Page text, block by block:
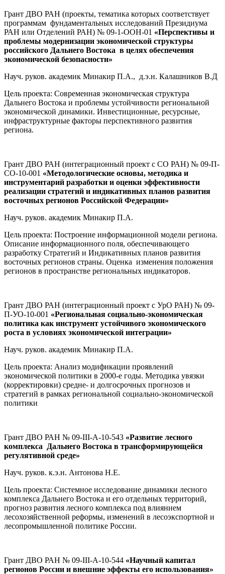
Грант ДВО РАН (проекты, тематика которых соответствует
программам фундаментальных исследований Президиума
РАН или Отделений РАН) № 09-1-ООН-01 «Перспективы и
проблемы модернизации экономической структуры
российского Дальнего Востока в целях обеспечения
экономической безопасности»
Науч. руков. академик Минакир П.А., д.э.н. Калашников В.Д
Цель проекта: Современная экономическая структура
Дальнего Востока и проблемы устойчивости региональной
экономической динамики. Инвестиционные, ресурсные,
инфраструктурные факторы перспективного развития
региона.
Грант ДВО РАН (интеграционный проект с СО РАН) № 09-П-
СО-10-001 «Методологические основы, методика и
инструментарий разработки и оценки эффективности
реализации стратегий и индикативных планов развития
восточных регионов Российской Федерации»
Науч. руков. академик Минакир П.А.
Цель проекта: Построение информационной модели региона.
Описание информационного поля, обеспечивающего
разработку Стратегий и Индикативных планов развития
восточных регионов страны. Оценка изменения положения
регионов в пространстве региональных индикаторов.
Грант ДВО РАН (интеграционный проект с УрО РАН) № 09-
П-УО-10-001 «Региональная социально-экономическая
политика как инструмент устойчивого экономического
роста в условиях экономической интеграции»
Науч. руков. академик Минакир П.А.
Цель проекта: Анализ модификации проявлений
экономической политики в 2000-е годы. Методика увязки
(корректировки) средне- и долгосрочных прогнозов и
стратегий в рамках региональной социально-экономической
политики
Грант ДВО РАН № 09-III-А-10-543 «Развитие лесного
комплекса Дальнего Востока в трансформирующейся
регулятивной среде»
Науч. руков. к.э.н. Антонова Н.Е.
Цель проекта: Системное исследование динамики лесного
комплекса Дальнего Востока и его отдельных территорий,
прогноз развития лесного комплекса под влиянием
лесохозяйственной реформы, изменений в лесоэкспортной и
лесопромышленной политике России.
Грант ДВО РАН № 09-III-А-10-544 «Научный капитал
регионов России и внешние эффекты его использования»